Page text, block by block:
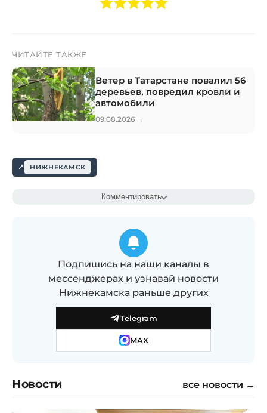
ЧИТАЙТЕ ТАКЖЕ
Ветер в Татарстане повалил 56
деревьев, повредил кровли и
автомобили
09.08.2026 →
НИЖНЕКАМСК
Комментировать
Подпишись на наши каналы в
мессенджерах и узнавай новости
Нижнекамска раньше других
Telegram
MAX
Новости все новости →